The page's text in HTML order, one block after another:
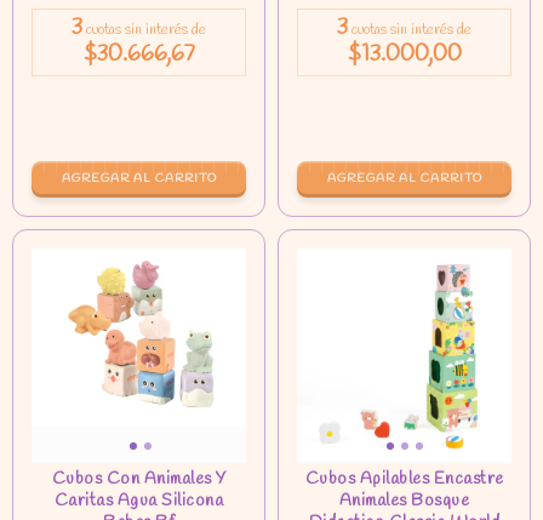
3cuotas sin interés de
$30.666,67
3cuotas sin interés de
$13.000,00
AGREGAR AL CARRITO